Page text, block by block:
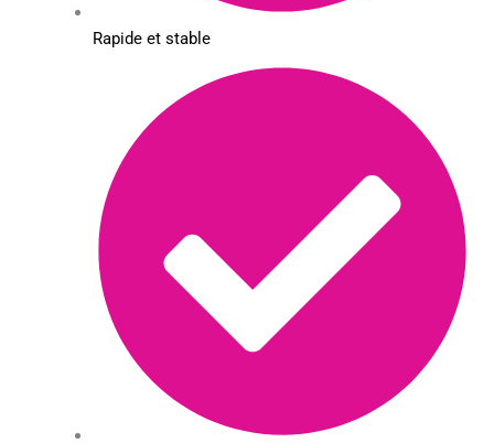
Rapide et stable